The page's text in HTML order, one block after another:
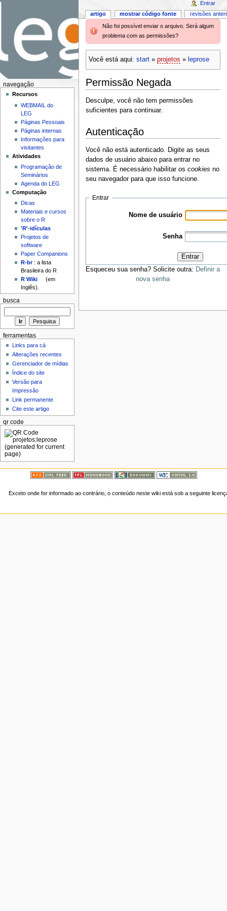
Não foi possível enviar o arquivo. Será algum
problema com as permissões?
Você está aqui: start» projetos » leprose
Permissão Negada
Desculpe, você não tem permissões
suficientes para continuar.
Autenticação
Você não está autenticado. Digite as seus
dados de usuário abaixo para entrar no
sistema. É necessário habilitar os cookies no
seu navegador para que isso funcione.
Entrar
Nome de usuário
Senha
Entrar
Esqueceu sua senha? Solicite outra: Definir a
nova senha
artigo mostrar código fonte revisões
Entrar
navegação
Recursos
WEBMAIL do
LEG
Páginas Pessoais
Páginas internas
Informações para
visitantes
Atividades
Programação de
Seminários
Agenda do LEG
Computação
Dicas
Materiais e cursos
sobre o R
'R'-idículas
Projetos de
software
Paper Companions
R-br: a lista
Brasileira do R
R Wiki
(em
Inglês).
busca
ferramentas
Links para cá
Alterações recentes
Gerenciador de mídias
Índice do site
Versão para
Impressão
Link permanente
Cite este artigo
qr code
Exceto onde for informado ao contrário, o conteúdo neste wiki está sob a seguinte